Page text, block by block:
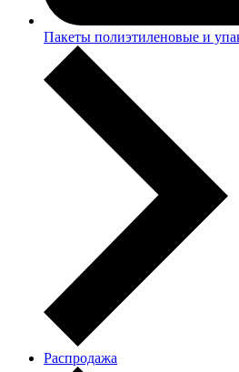
Пакеты полиэтиленовые и
Распродажа